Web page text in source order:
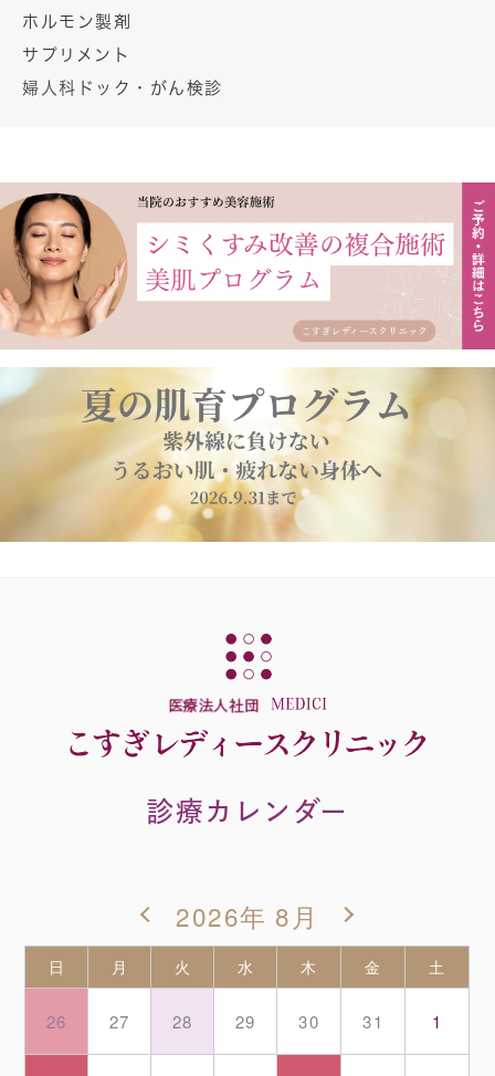
ホルモン製剤
サプリメント
婦人科ドック・がん検診
診療カレンダー
2026年 8月
日 月 火 水 木 金 土
26 27 28 29 30 31 1